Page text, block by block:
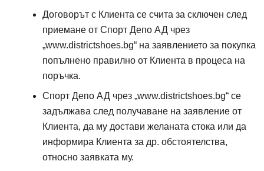
Договорът с Клиента се счита за сключен след
приемане от Спорт Депо АД Спорт депо А ДЕ
чрез
„www.districtshoes.bg“ на заявлението за покупка
попълнено правилно от Клиента в процеса на
поръчка.
Спорт Депо АД Спорт депо А ДЕ
чрез „www.districtshoes.bg“ се
задължава след получаване на заявление от
Клиента, да му достави желаната стока или да
информира Клиента за др. обстоятелства,
относно заявката му.